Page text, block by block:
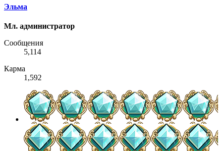
Эльма
Мл. администратор
Сообщения
5,114
Карма
1,592